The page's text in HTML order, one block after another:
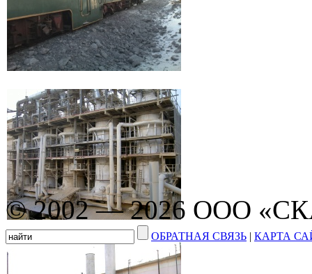
© 2002 — 2026 ООО
ОБРАТНАЯ СВЯЗЬ | КАРТА